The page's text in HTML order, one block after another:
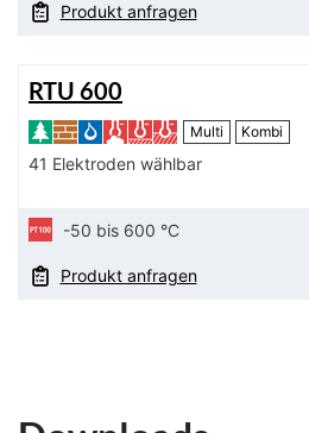
Produkt anfragen
RTU 600
Multi Kombi
41 Elektroden wählbar
-50 bis 600 °C
Produkt anfragen